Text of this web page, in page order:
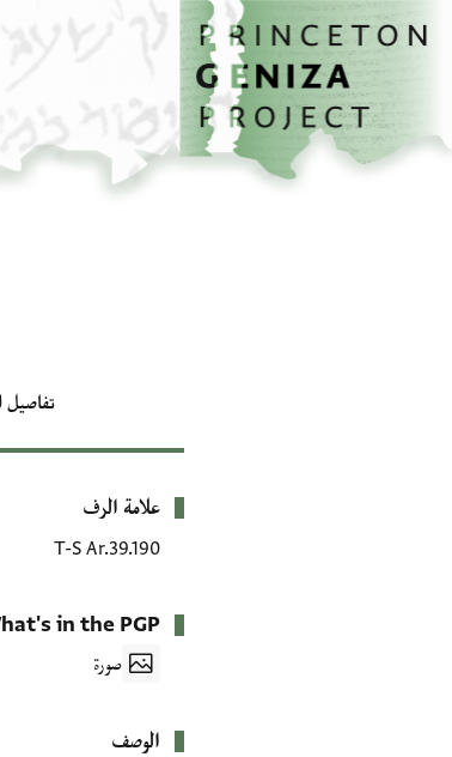
تخطي إلى المحتوى الرئيسي
الصفحة الرئيسية
تفاصيل
بيانات التعريف
علامة الرف
T-S Ar.39.190
in the PGP
صورة
الوصف